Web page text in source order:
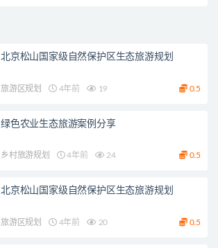
北京松山国家级自然保护区生态旅游规划
旅游区规划 4年前 19 0.5
绿色农业生态旅游案例分享
乡村旅游规划 4年前 24 0.5
北京松山国家级自然保护区生态旅游规划
旅游区规划 4年前 20 0.5